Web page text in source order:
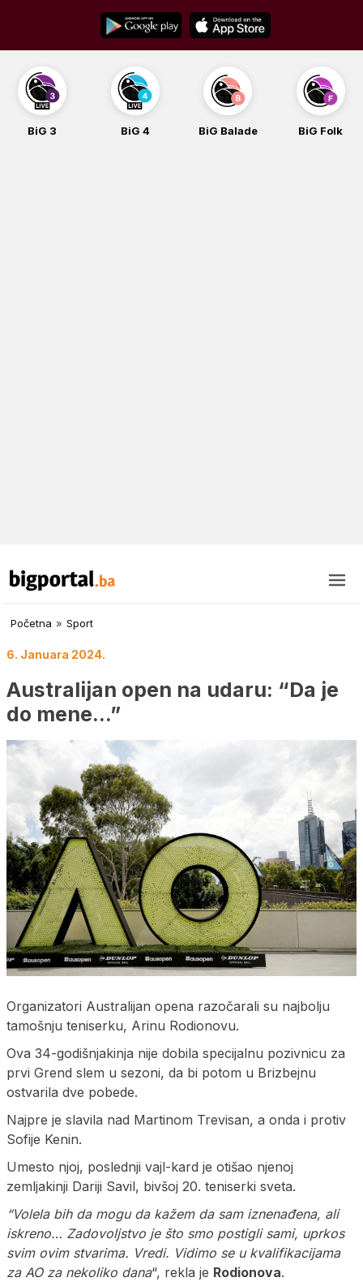
content
BiG 4 BiG Balade BiG Folk BiG iG
Početna » Sport
6. Januara 2024.
Australijan open na udaru: “Da je
do mene…”
Organizatori Australijan opena razočarali su najbolju
tamošnju teniserku, Arinu Rodionovu.
Ova 34-godišnjakinja nije dobila specijalnu pozivnicu za
prvi Grend slem u sezoni, da bi potom u Brizbejnu
ostvarila dve pobede.
Najpre je slavila nad Martinom Trevisan, a onda i protiv
Sofije Kenin.
Umesto njoj, poslednji vajl-kard je otišao njenoj
zemljakinji Dariji Savil, bivšoj 20. teniserki sveta.
“Volela bih da mogu da kažem da sam iznenađena, ali
iskreno… Zadovoljstvo je što smo postigli sami, uprkos
svim ovim stvarima. Vredi. Vidimo se u kvalifikacijama
za AO za nekoliko dana“, rekla je Rodionova.